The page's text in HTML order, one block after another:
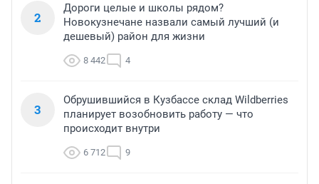
2
Дороги целые и школы рядом?
Новокузнечане назвали самый лучший (и
дешевый) район для жизни
8 442 4
3
Обрушившийся в Кузбассе склад Wildberries
планирует возобновить работу — что
происходит внутри
6 712 9